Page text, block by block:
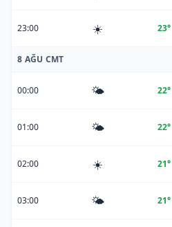
23:00 ☀️ 23°
8 AĞU CMT
00:00 🌤️ 22°
01:00 🌤️ 22°
02:00 ☀️ 21°
03:00 🌤️ 21°